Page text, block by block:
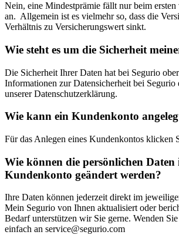
Nein, eine Mindestprämie fällt nur beim
an. Allgemein ist es vielmehr so, dass die
Verhältnis zu Versicherungswert sinkt.
Wie steht es um die Sicherheit
Die Sicherheit Ihrer Daten hat bei Segurio
Informationen zur Datensicherheit bei Segurio
unserer Datenschutzerklärung.
Wie kann ein Kundenkonto
Für das Anlegen eines Kundenkontos klicken
Wie können die persönlichen Daten
Kundenkonto geändert werden?
Ihre Daten können jederzeit direkt im
Mein Segurio von Ihnen aktualisiert oder
Bedarf unterstützen wir Sie gerne. Wenden
einfach an service@segurio.com